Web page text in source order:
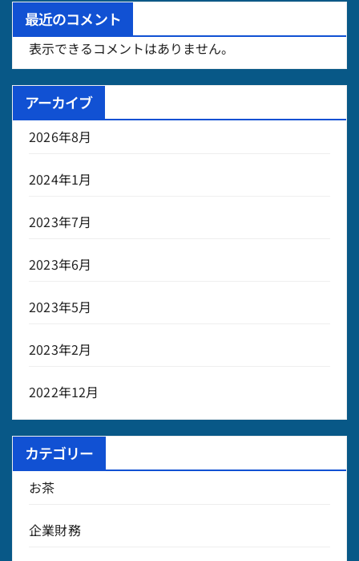
最近のコメント
表示できるコメントはありません。
アーカイブ
2026年8月
2024年1月
2023年7月
2023年6月
2023年5月
2023年2月
2022年12月
カテゴリー
お茶
企業財務